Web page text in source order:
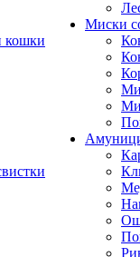
кошки
Миски